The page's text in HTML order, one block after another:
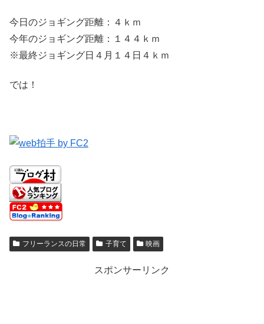
今日のジョギング距離：４ｋｍ
今年のジョギング距離：１４４ｋｍ
※最終ジョギング日４月１４日４ｋｍ
では！
フリーランスの日常 子育て 映画
スポンサーリンク